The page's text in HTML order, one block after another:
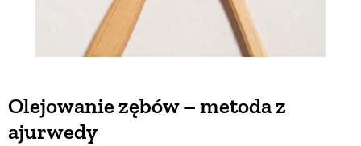
Olejowanie zębów – metoda z
ajurwedy